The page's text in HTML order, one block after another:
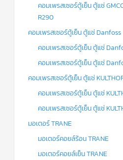
คอมเพรสเซอร์ตู้เย็น ตู้แช่
R290
คอมเพรสเซอร์ตู้เย็น ตู้แช่ Danfoss
คอมเพรสเซอร์ตู้เย็น ตู้แช่
คอมเพรสเซอร์ตู้เย็น ตู้แช่
คอมเพรสเซอร์ตู้เย็น ตู้แช่
คอมเพรสเซอร์ตู้เย็น ตู้แช่
คอมเพรสเซอร์ตู้เย็น ตู้แช่
มอเตอร์ TRANE
มอเตอร์คอยล์ร้อน TRANE
มอเตอร์คอยล์เย็น TRANE